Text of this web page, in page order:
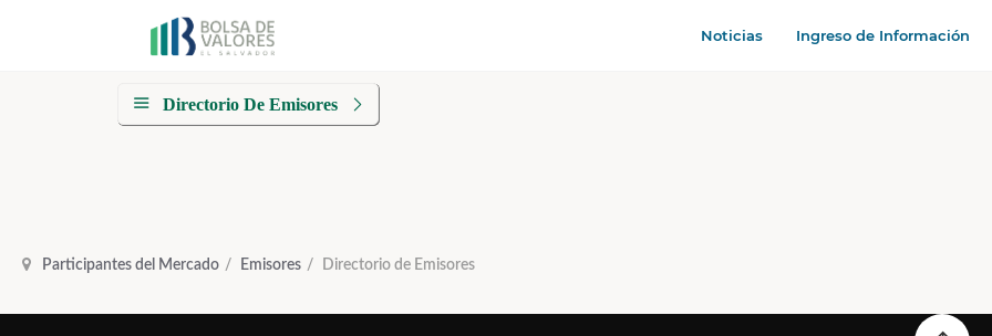
Noticias Ingreso de Información
Directorio De Emisores
Participantes del Mercado Emisores Directorio de Emisores